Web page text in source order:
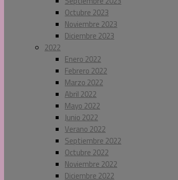
Octubre 2023
Noviembre 2023
Diciembre 2023
2022
Enero 2022
Febrero 2022
Marzo 2022
Abril 2022
Mayo 2022
Junio 2022
Verano 2022
Septiembre 2022
Octubre 2022
Noviembre 2022
Diciembre 2022